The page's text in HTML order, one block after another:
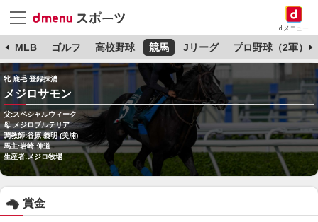
dメニュー
MLB ゴルフ 高校野球 競馬 Jリーグ プロ野球（2軍）
牝 鹿毛 登録抹消
メジロサモン
父:スペシャルウィーク
母:メジロブルテリア
調教師:谷原 義明 (美浦)
馬主:岩崎 伸道
生産者:メジロ牧場
賞金